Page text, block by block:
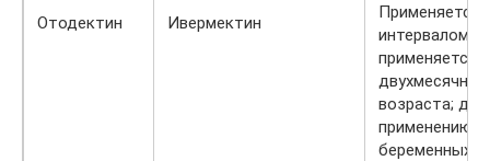
Отодектин Ивермектин
Применяется
интервалом
применяется
возраста;
применению у
беременных